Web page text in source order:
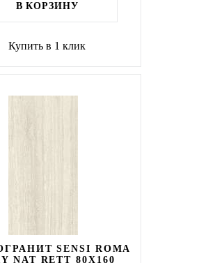
В КОРЗИНУ
Купить в 1 клик
SENSI ROMA
NAT RETT 80X160